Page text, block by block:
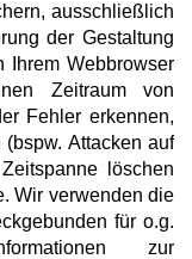
ausschließlich
der Gestaltung
Ihrem Webbrowser
Zeitraum von
Fehler erkennen,
Attacken auf
löschen
Wir verwenden die
für o.g.
zur